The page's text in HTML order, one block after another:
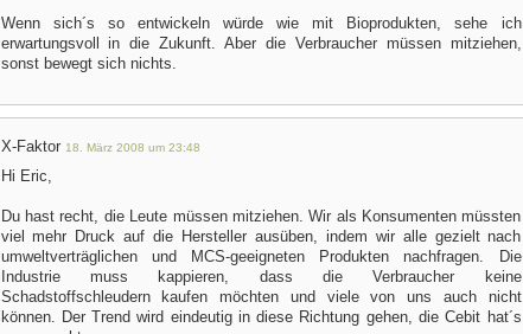
Wenn sich´s so entwickeln würde wie mit Bioprodukten, sehe ich
erwartungsvoll in die Zukunft. Aber die Verbraucher müssen mitziehen,
sonst bewegt sich nichts.
X-Faktor 18. März 2008 um 23:48
Hi Eric,
Du hast recht, die Leute müssen mitziehen. Wir als Konsumenten müssten
viel mehr Druck auf die Hersteller ausüben, indem wir alle gezielt nach
umweltverträglichen und MCS-geeigneten Produkten nachfragen. Die
Industrie muss kappieren, dass die Verbraucher keine
Schadstoffschleudern kaufen möchten und viele von uns auch nicht
können. Der Trend wird eindeutig in diese Richtung gehen, die Cebit hat´s